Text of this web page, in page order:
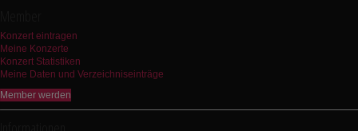
Konzert eintragen
Meine Konzerte
Konzert Statistiken
Meine Daten und Verzeichniseinträge
Member werden